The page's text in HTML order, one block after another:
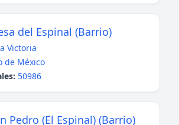
del Espinal (Barrio)
Victoria
de México
50986
Pedro (El Espinal) (Barrio)